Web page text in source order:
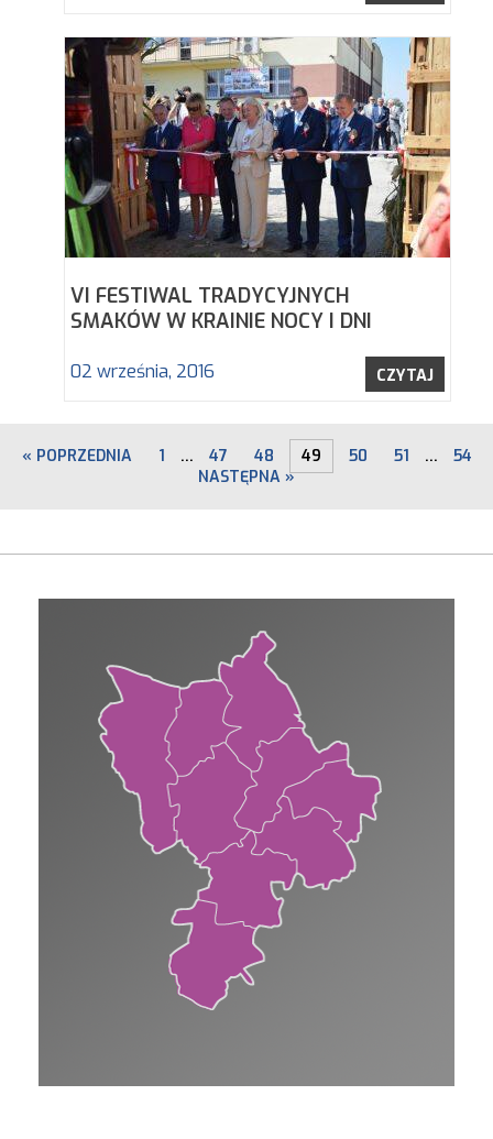
VI FESTIWAL TRADYCYJNYCH
SMAKÓW W KRAINIE NOCY I DNI
02 września, 2016 CZYTAJ
« POPRZEDNIA 1 … 47 48 49 50 51 …
54
NASTĘPNA »